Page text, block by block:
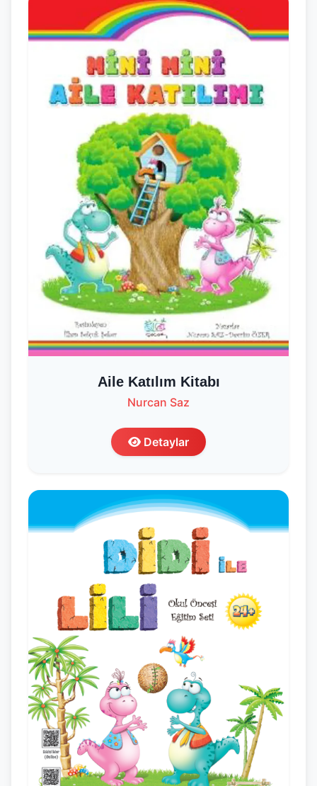
Aile Katılım Kitabı
Nurcan Saz
Detaylar